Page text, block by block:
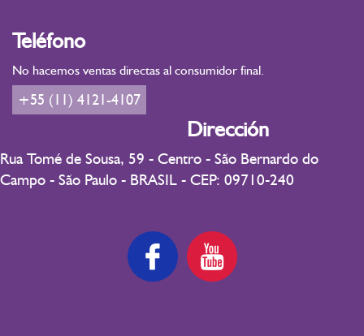
Teléfono
No hacemos ventas directas al consumidor final.
+55 (11) 4121-4107
Dirección
Rua Tomé de Sousa, 59 - Centro - São Bernardo do
Campo - São Paulo - BRASIL - CEP: 09710-240